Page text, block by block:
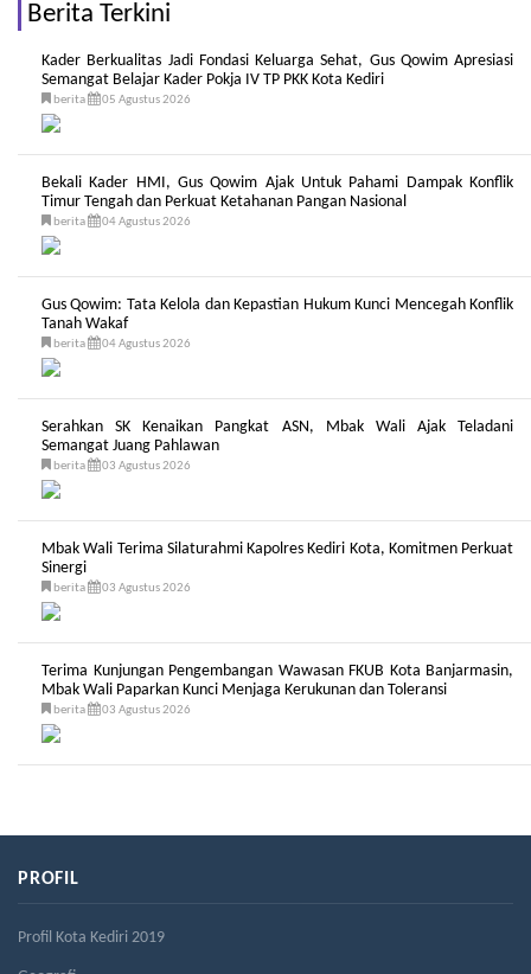
Berita Terkini
Kader Berkualitas Jadi Fondasi Keluarga Sehat, Gus Qowim Apresiasi
Semangat Belajar Kader Pokja IV TP PKK Kota Kediri
berita 05 Agustus 2026
Bekali Kader HMI, Gus Qowim Ajak Untuk Pahami Dampak Konflik
Timur Tengah dan Perkuat Ketahanan Pangan Nasional
berita 04 Agustus 2026
Gus Qowim: Tata Kelola dan Kepastian Hukum Kunci Mencegah Konflik
Tanah Wakaf
berita 04 Agustus 2026
Serahkan SK Kenaikan Pangkat ASN, Mbak Wali Ajak Teladani
Semangat Juang Pahlawan
berita 03 Agustus 2026
Mbak Wali Terima Silaturahmi Kapolres Kediri Kota, Komitmen Perkuat
Sinergi
berita 03 Agustus 2026
Terima Kunjungan Pengembangan Wawasan FKUB Kota Banjarmasin,
Mbak Wali Paparkan Kunci Menjaga Kerukunan dan Toleransi
berita 03 Agustus 2026
PROFIL
Profil Kota Kediri 2019